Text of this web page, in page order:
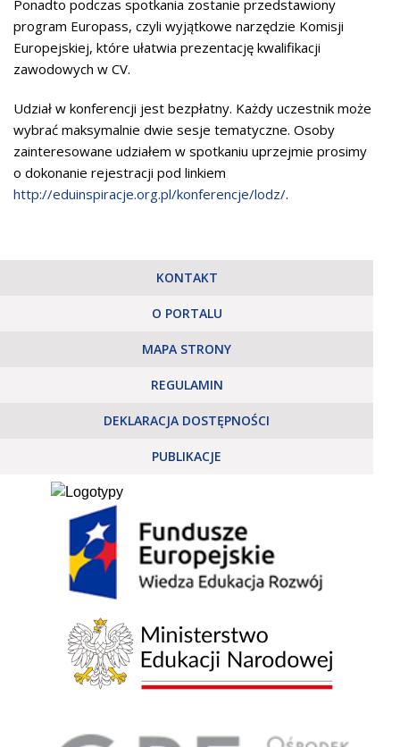
Ponadto podczas spotkania zostanie przedstawiony
program Europass, czyli wyjątkowe narzędzie Komisji
Europejskiej, które ułatwia prezentację kwalifikacji
zawodowych w CV.
Udział w konferencji jest bezpłatny. Każdy uczestnik może
wybrać maksymalnie dwie sesje tematyczne. Osoby
zainteresowane udziałem w spotkaniu uprzejmie prosimy
o dokonanie rejestracji pod linkiem
http://eduinspiracje.org.pl/konferencje/lodz/.
KONTAKT
O PORTALU
MAPA STRONY
REGULAMIN
DEKLARACJA DOSTĘPNOŚCI
PUBLIKACJE